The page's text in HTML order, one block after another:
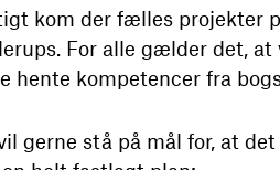
kom der fælles projekter
For alle gælder det,
hente kompetencer fra
gerne stå på mål for, at